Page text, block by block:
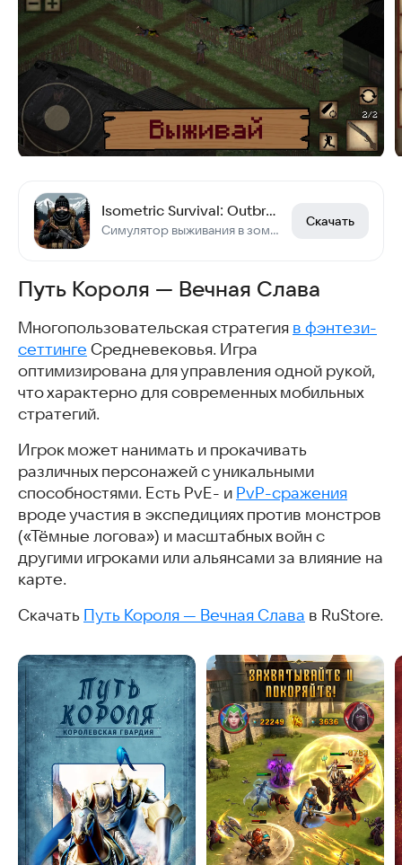
Isometric Survival: Outbreak
Симулятор выживания в зомби апокалипсисе
Скачать
Путь Короля — Вечная Слава
Многопользовательская стратегия в фэнтези-
сеттинге Средневековья. Игра
оптимизирована для управления одной рукой,
что характерно для современных мобильных
стратегий.
Игрок может нанимать и прокачивать
различных персонажей с уникальными
способностями. Есть PvE- и PvP-сражения
вроде участия в экспедициях против монстров
(«Тёмные логова») и масштабных войн с
другими игроками или альянсами за влияние на
карте.
Скачать Путь Короля — Вечная Слава в RuStore.